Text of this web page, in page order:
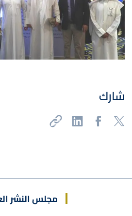
شارك
مجلس النشر